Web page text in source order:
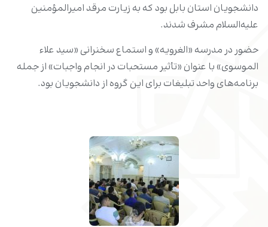
دانشجویان استان بابل بود که به زیارت مرقد امیرالمؤمنین
علیه‌السلام مشرف شدند.
حضور در مدرسه «الغرویه» و استماع سخنرانی «سید علاء
الموسوی» با عنوان «تأثیر مستحبات در انجام واجبات» از جمله
برنامه‌های واحد تبلیغات برای این گروه از دانشجویان بود.